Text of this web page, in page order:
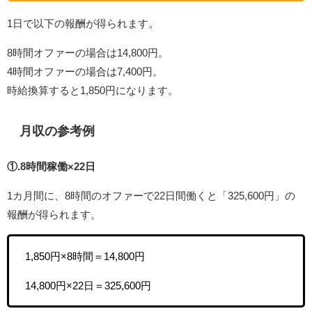
1日で以下の報酬が得られます。
8時間オファーの場合は14,800円。
4時間オファーの場合は7,400円。
時給換算すると1,850円になります。
月収の参考例
①.8時間稼働×22日
1カ月間に、8時間のオファーで22日間働くと「325,600円」の
報酬が得られます。
1,850円×8時間＝14,800円
14,800円×22日＝325,600円